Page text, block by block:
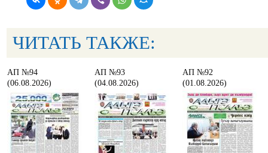
ЧИТАТЬ ТАКЖЕ:
АП №94
(06.08.2026)
АП №93
(04.08.2026)
АП №92
(01.08.2026)